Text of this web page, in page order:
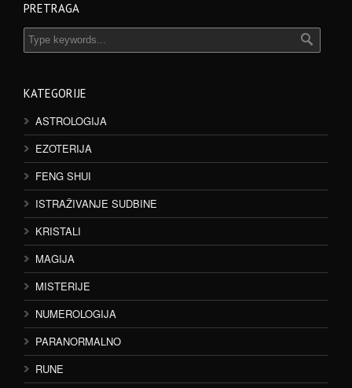
PRETRAGA
KATEGORIJE
ASTROLOGIJA
EZOTERIJA
FENG SHUI
ISTRAŽIVANJE SUDBINE
KRISTALI
MAGIJA
MISTERIJE
NUMEROLOGIJA
PARANORMALNO
RUNE